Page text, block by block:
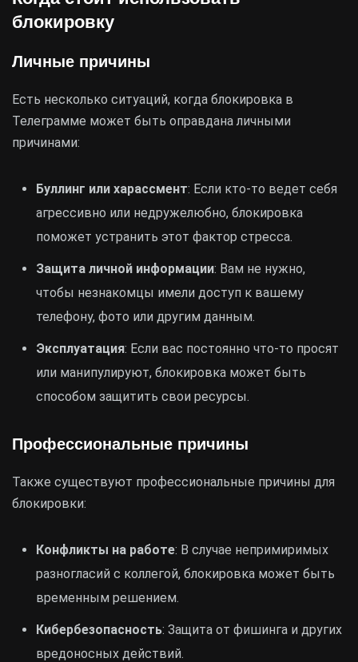
блокировку
Личные причины
Есть несколько ситуаций, когда блокировка в
Телеграмме может быть оправдана личными
причинами:
Буллинг или харассмент: Если кто-то ведет себя
агрессивно или недружелюбно, блокировка
поможет устранить этот фактор стресса.
Защита личной информации: Вам не нужно,
чтобы незнакомцы имели доступ к вашему
телефону, фото или другим данным.
Эксплуатация: Если вас постоянно что-то просят
или манипулируют, блокировка может быть
способом защитить свои ресурсы.
Профессиональные причины
Также существуют профессиональные причины для
блокировки:
Конфликты на работе: В случае непримиримых
разногласий с коллегой, блокировка может быть
временным решением.
Кибербезопасность: Защита от фишинга и других
вредоносных действий.